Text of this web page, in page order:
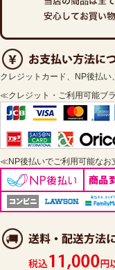
クレジットカード、NP後払
≪クレジット・ご利用可能ブ
≪NP後払いでご利用可能な